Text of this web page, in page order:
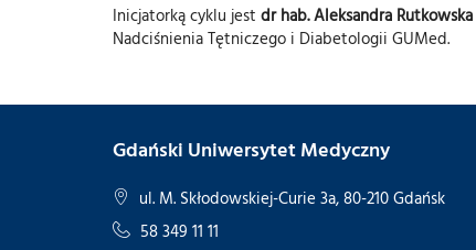
Inicjatorką cyklu jest dr hab. Aleksandra Rutkowska
Nadciśnienia Tętniczego i Diabetologii GUMed.
Gdański Uniwersytet Medyczny
ul. M. Skłodowskiej-Curie 3a, 80-210 Gdańsk
58 349 11 11